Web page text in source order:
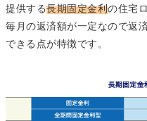
提供する長期固定金利の住宅
毎月の返済額が一定なので返
できる点が特徴です。